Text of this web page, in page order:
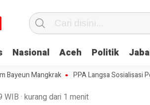
Nasional Aceh Politik
Mangkrak PPA Langsa Sosialisasi
WIB · kurang dari 1 menit